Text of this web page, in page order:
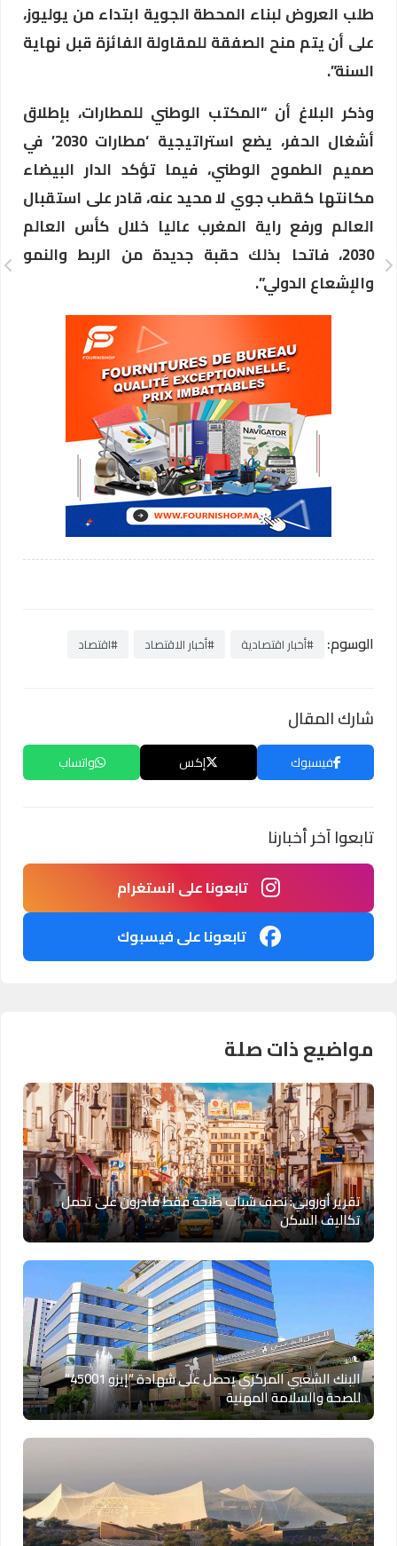
طلب العروض لبناء المحطة الجوية ابتداء من يوليوز،
على أن يتم منح الصفقة للمقاولة الفائزة قبل نهاية
السنة”.
وذكر البلاغ أن “المكتب الوطني للمطارات، بإطلاق
أشغال الحفر، يضع استراتيجية ‘مطارات 2030’ في
صميم الطموح الوطني، فيما تؤكد الدار البيضاء
مكانتها كقطب جوي لا محيد عنه، قادر على استقبال
العالم ورفع راية المغرب عاليا خلال كأس العالم
2030، فاتحا بذلك حقبة جديدة من الربط والنمو
والإشعاع الدولي”.
الوسوم: #أخبار اقتصادية #أخبار الاقتصاد #اقتصاد
شارك المقال
فيسبوك إكس واتساب
تابعوا آخر أخبارنا
تابعونا على انستغرام
تابعونا على فيسبوك
مواضيع ذات صلة
تقرير أوروبي: نصف شباب طنجة فقط قادرون على تحمل
تكاليف السكن
البنك الشعبي المركزي يحصل على شهادة “إيزو 45001”
للصحة والسلامة المهنية